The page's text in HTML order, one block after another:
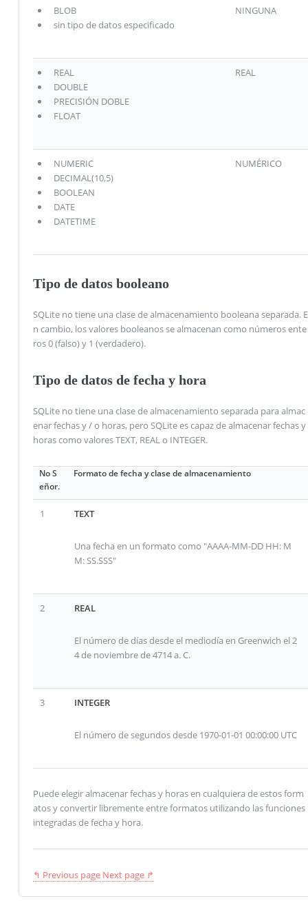
BLOB
sin tipo de datos especificado
NINGUNA
REAL
DOUBLE
PRECISIÓN DOBLE
FLOAT
REAL
NUMERIC
DECIMAL(10,5)
BOOLEAN
DATE
DATETIME
NUMÉRICO
Tipo de datos booleano
SQLite no tiene una clase de almacenamiento booleana separada. E
n cambio, los valores booleanos se almacenan como números ente
ros 0 (falso) y 1 (verdadero).
Tipo de datos de fecha y hora
SQLite no tiene una clase de almacenamiento separada para almac
enar fechas y / o horas, pero SQLite es capaz de almacenar fechas y
horas como valores TEXT, REAL o INTEGER.
No S
eñor.
Formato de fecha y clase de almacenamiento
1 TEXT
Una fecha en un formato como "AAAA-MM-DD HH: M
M: SS.SSS"
2 REAL
El número de días desde el mediodía en Greenwich el 2
4 de noviembre de 4714 a. C.
3 INTEGER
El número de segundos desde 1970-01-01 00:00:00 UTC
Puede elegir almacenar fechas y horas en cualquiera de estos form
atos y convertir libremente entre formatos utilizando las funciones
integradas de fecha y hora.
↰ Previous page Next page ↱